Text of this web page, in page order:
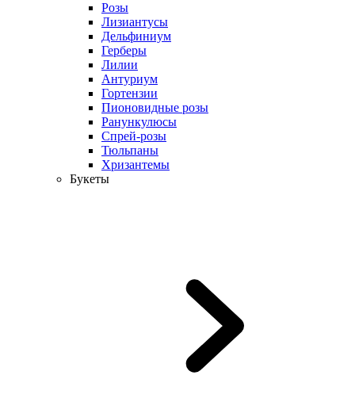
Розы
Лизиантусы
Дельфиниум
Герберы
Лилии
Антуриум
Гортензии
Пионовидные розы
Ранункулюсы
Спрей-розы
Тюльпаны
Хризантемы
Букеты